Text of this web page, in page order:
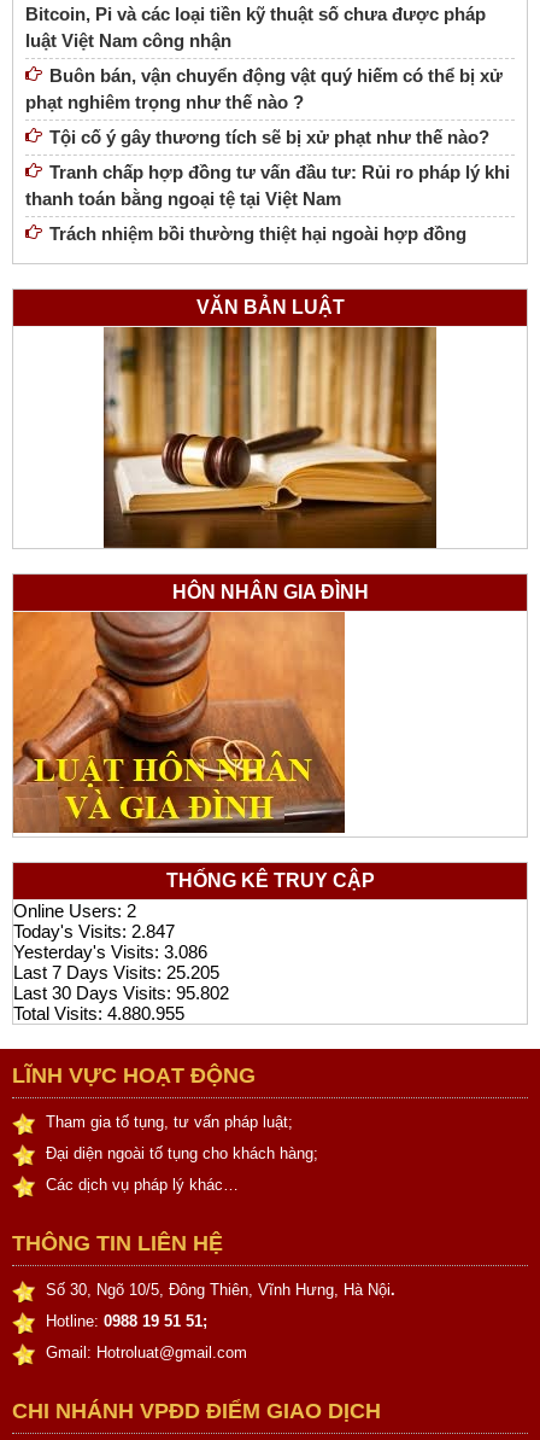
Bitcoin, Pi và các loại tiền kỹ thuật số chưa được pháp
luật Việt Nam công nhận
Buôn bán, vận chuyển động vật quý hiếm có thể bị xử
phạt nghiêm trọng như thế nào ?
Tội cố ý gây thương tích sẽ bị xử phạt như thế nào?
Tranh chấp hợp đồng tư vấn đầu tư: Rủi ro pháp lý khi
thanh toán bằng ngoại tệ tại Việt Nam
Trách nhiệm bồi thường thiệt hại ngoài hợp đồng
VĂN BẢN LUẬT
HÔN NHÂN GIA ĐÌNH
THỐNG KÊ TRUY CẬP
Online Users: 2
Today's Visits: 2.847
Yesterday's Visits: 3.086
Last 7 Days Visits: 25.205
Last 30 Days Visits: 95.802
Total Visits: 4.880.955
LĨNH VỰC HOẠT ĐỘNG
Tham gia tố tụng, tư vấn pháp luật;
Đại diện ngoài tố tụng cho khách hàng;
Các dịch vụ pháp lý khác…
THÔNG TIN LIÊN HỆ
Số 30, Ngõ 10/5, Đông Thiên, Vĩnh Hưng, Hà Nội.
Hotline: 0988 19 51 51;
Gmail: Hotroluat@gmail.com
CHI NHÁNH VPĐD ĐIỂM GIAO DỊCH